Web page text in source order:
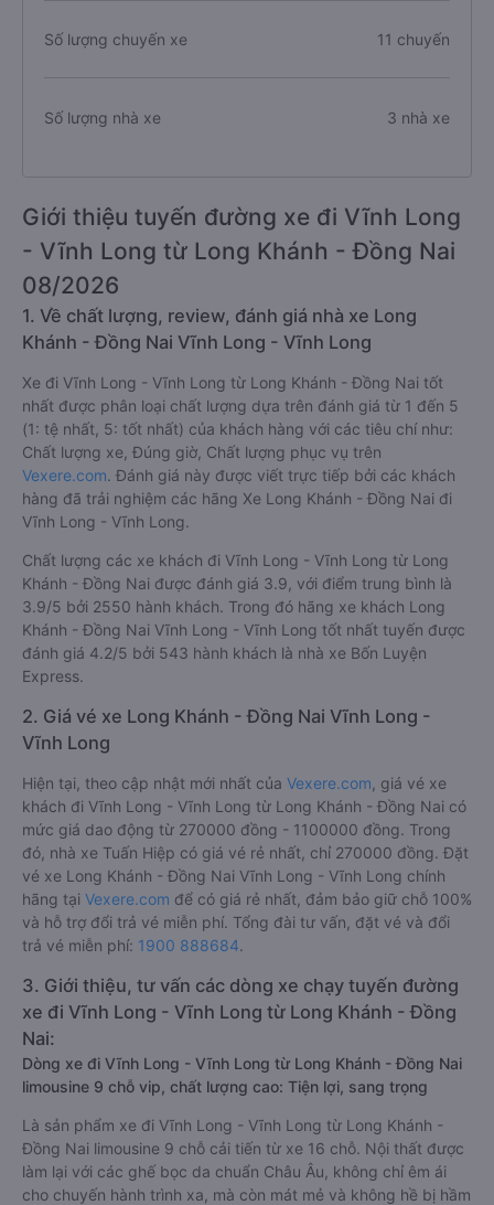
Số lượng chuyến xe 11 chuyến
Số lượng nhà xe 3 nhà xe
Giới thiệu tuyến đường xe đi Vĩnh Long
- Vĩnh Long từ Long Khánh - Đồng Nai
08/2026
1. Về chất lượng, review, đánh giá nhà xe Long
Khánh - Đồng Nai Vĩnh Long - Vĩnh Long
Xe đi Vĩnh Long - Vĩnh Long từ Long Khánh - Đồng Nai tốt
nhất được phân loại chất lượng dựa trên đánh giá từ 1 đến 5
(1: tệ nhất, 5: tốt nhất) của khách hàng với các tiêu chí như:
Chất lượng xe, Đúng giờ, Chất lượng phục vụ trên
Vexere.com. Đánh giá này được viết trực tiếp bởi các khách
hàng đã trải nghiệm các hãng Xe Long Khánh - Đồng Nai đi
Vĩnh Long - Vĩnh Long.
Chất lượng các xe khách đi Vĩnh Long - Vĩnh Long từ Long
Khánh - Đồng Nai được đánh giá 3.9, với điểm trung bình là
3.9/5 bởi 2550 hành khách. Trong đó hãng xe khách Long
Khánh - Đồng Nai Vĩnh Long - Vĩnh Long tốt nhất tuyến được
đánh giá 4.2/5 bởi 543 hành khách là nhà xe Bốn Luyện
Express.
2. Giá vé xe Long Khánh - Đồng Nai Vĩnh Long -
Vĩnh Long
Hiện tại, theo cập nhật mới nhất của Vexere.com , giá vé xe
khách đi Vĩnh Long - Vĩnh Long từ Long Khánh - Đồng Nai có
mức giá dao động từ 270000 đồng - 1100000 đồng. Trong
đó, nhà xe Tuấn Hiệp có giá vé rẻ nhất, chỉ 270000 đồng. Đặt
vé xe Long Khánh - Đồng Nai Vĩnh Long - Vĩnh Long chính
hãng tại Vexere.com để có giá rẻ nhất, đảm bảo giữ chỗ 100%
và hỗ trợ đổi trả vé miễn phí. Tổng đài tư vấn, đặt vé và đổi
trả vé miễn phí: 1900 888684.
3. Giới thiệu, tư vấn các dòng xe chạy tuyến đường
xe đi Vĩnh Long - Vĩnh Long từ Long Khánh - Đồng
Nai:
Dòng xe đi Vĩnh Long - Vĩnh Long từ Long Khánh - Đồng Nai
limousine 9 chỗ vip, chất lượng cao: Tiện lợi, sang trọng
Là sản phẩm xe đi Vĩnh Long - Vĩnh Long từ Long Khánh -
Đồng Nai limousine 9 chỗ cải tiến từ xe 16 chỗ. Nội thất được
làm lại với các ghế bọc da chuẩn Châu Âu, không chỉ êm ái
cho chuyến hành trình xa, mà còn mát mẻ và không hề bị hầm